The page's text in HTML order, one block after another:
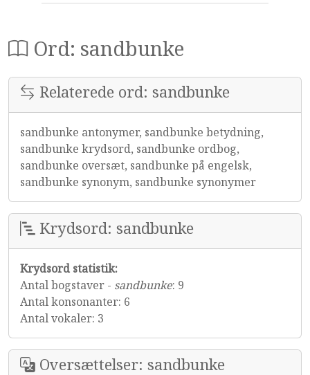
Ord: sandbunke
Relaterede ord: sandbunke
sandbunke antonymer, sandbunke betydning,
sandbunke krydsord, sandbunke ordbog,
sandbunke oversæt, sandbunke på engelsk,
sandbunke synonym, sandbunke synonymer
Krydsord: sandbunke
Krydsord statistik:
Antal bogstaver - sandbunke: 9
Antal konsonanter: 6
Antal vokaler: 3
Oversættelser: sandbunke